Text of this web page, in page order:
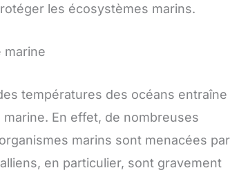
les écosystèmes marins.
marine
températures des océans entraîne
En effet, de nombreuses
marins sont menacées par
en particulier, sont gravement